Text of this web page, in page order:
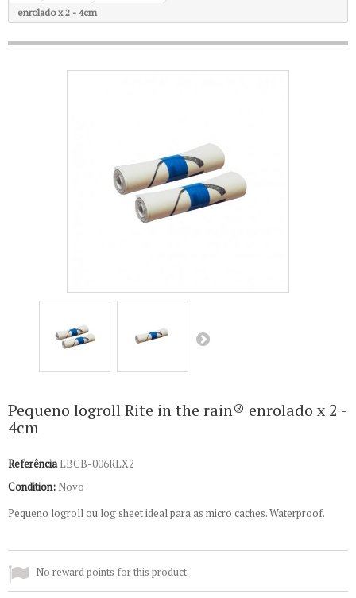
enrolado x 2 - 4cm
Pequeno logroll Rite in the rain® enrolado x 2 -
4cm
Referência LBCB-006RLX2
Condition: Novo
Pequeno logroll ou log sheet ideal para as micro caches. Waterproof.
No reward points for this product.